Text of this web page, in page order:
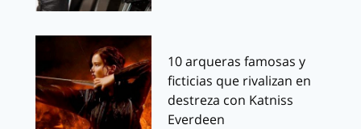
10 arqueras famosas y
ficticias que rivalizan en
destreza con Katniss
Everdeen